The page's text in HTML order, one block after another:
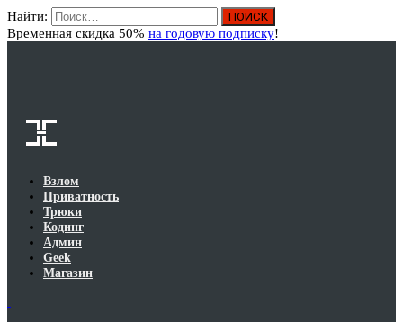
Найти:
Временная скидка 50% на годовую подписку!
Взлом
Приватность
Трюки
Кодинг
Админ
Geek
Магазин